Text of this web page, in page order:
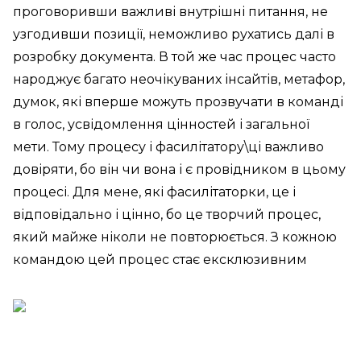
проговоривши важливі внутрішні питання, не
узгодивши позиції, неможливо рухатись далі в
розробку документа. В той же час процес часто
народжує багато неочікуваних інсайтів, метафор,
думок, які вперше можуть прозвучати в команді
в голос, усвідомлення цінностей і загальної
мети. Тому процесу і фасилітатору\ці важливо
довіряти, бо він чи вона і є провідником в цьому
процесі. Для мене, які фасилітаторки, це і
відповідально і цінно, бо це творчий процес,
який майже ніколи не повторюється. З кожною
командою цей процес стає ексклюзивним